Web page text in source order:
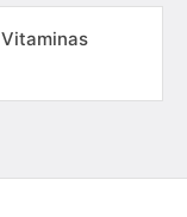
Vitaminas